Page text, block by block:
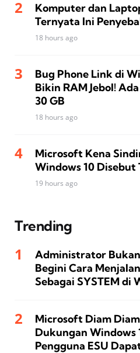
Komputer dan
Ternyata Ini
18 hours ago
Bug Phone Link di
Bikin RAM Jebol!
30 GB
18 hours ago
Microsoft Kena
Windows 10 Disebut
19 hours ago
Trending
Administrator
Begini Cara
Sebagai SYSTEM di
Microsoft Diam
Dukungan Windows
Pengguna ESU